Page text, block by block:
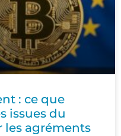
: ce que
issues du
les agréments